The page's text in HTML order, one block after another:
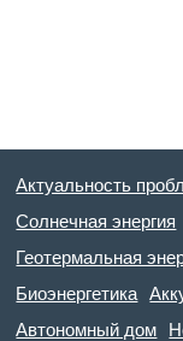
Актуальность
Солнечная энергия
Геотермальная
Биоэнергетика
Автономный дом